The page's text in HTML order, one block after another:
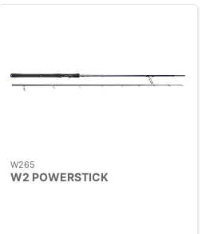
W265
W2 POWERSTICK